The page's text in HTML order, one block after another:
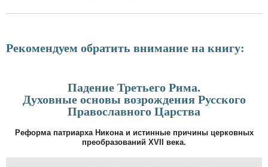
Рекомендуем обратить внимание на книгу:
Падение Третьего Рима.
Духовные основы возрождения Русского
Православного Царства
Реформа патриарха Никона и истинные причины церковных
преобразований XVII века.